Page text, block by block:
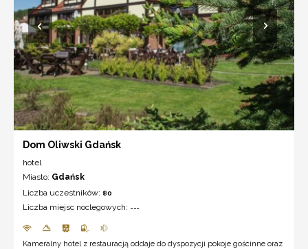
Dom Oliwski Gdańsk
hotel
Miasto: Gdańsk
Liczba uczestników: 80
Liczba miejsc noclegowych: ---
Kameralny hotel z restauracją oddaje do dyspozycji pokoje gościnne oraz